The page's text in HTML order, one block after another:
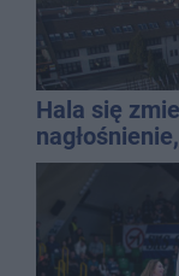
Hala się
QEMETICA